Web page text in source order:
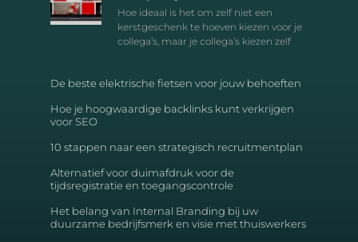
Hoe ideaal is het om zelf niet een
kerstgeschenk te hoeven kiezen voor je
collega’s, maar je collega’s kiezen zelf
De beste elektrische fietsen voor jouw behoeften
Hoe je hoogwaardige backlinks kunt verkrijgen
voor SEO
10 stappen naar een strategisch recruitmentplan
Alternatief voor duimafdruk voor de
tijdsregistratie en toegangscontrole
Het belang van Internal Branding bij uw
duurzame bedrijfsmerk en visie met thuiswerkers